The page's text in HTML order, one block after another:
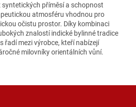
syntetických příměsí a schopnost
atmosféru vhodnou pro
očistu prostor. Díky kombinaci
znalostí indické bylinné tradice
řadí mezi výrobce, kteří nabízejí
milovníky orientálních vůní.